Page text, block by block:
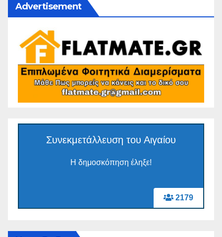
Advertisement
2179
Συνεκμετάλλευση του Αιγαίου
Η δημοσκόπηση έληξε!